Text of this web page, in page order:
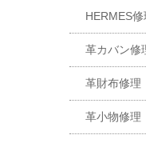
HERMES修
革カバン修
革財布修理
革小物修理